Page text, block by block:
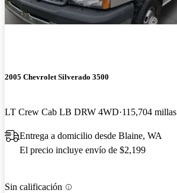
2005 Chevrolet Silverado 3500
LT Crew Cab LB DRW 4WD 115,704 millas
Entrega a domicilio desde Blaine, WA
El precio incluye envío de $2,199
Sin calificación